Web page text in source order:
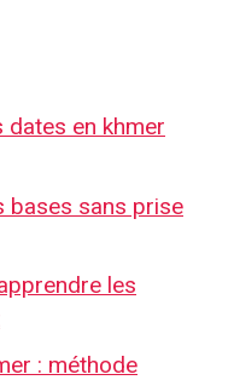
dates en khmer
bases sans prise
les
: méthode